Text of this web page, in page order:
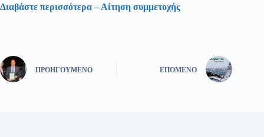
Διαβάστε περισσότερα – Αίτηση συμμετοχής
ΠΡΟΗΓΟΎΜΕΝΟ ΕΠΌΜΕΝΟ